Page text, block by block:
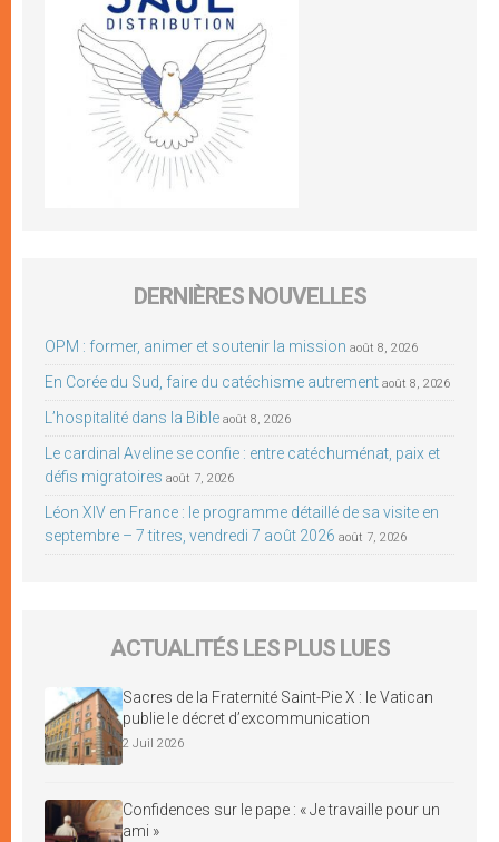
DERNIÈRES NOUVELLES
OPM : former, animer et soutenir la mission août 8, 2026
En Corée du Sud, faire du catéchisme autrement août 8, 2026
L’hospitalité dans la Bible août 8, 2026
Le cardinal Aveline se confie : entre catéchuménat, paix et
défis migratoires août 7, 2026
Léon XIV en France : le programme détaillé de sa visite en
septembre – 7 titres, vendredi 7 août 2026 août 7, 2026
ACTUALITÉS LES PLUS LUES
Sacres de la Fraternité Saint-Pie X : le Vatican
publie le décret d’excommunication
2 Juil 2026
Confidences sur le pape : « Je travaille pour un
ami »